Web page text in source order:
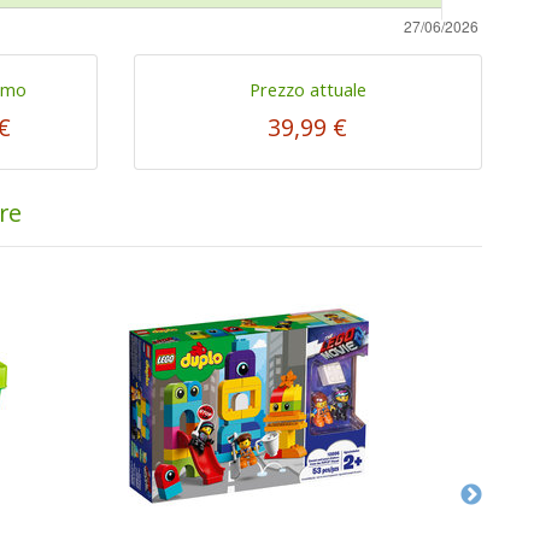
Prezzo attuale
39,99 €